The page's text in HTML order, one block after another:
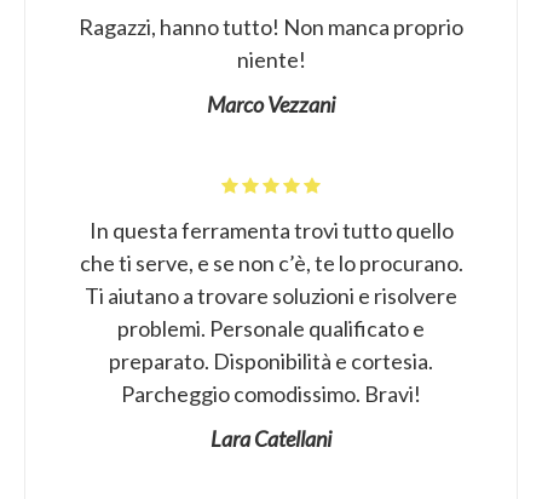
Ragazzi, hanno tutto! Non manca proprio
niente!
Marco Vezzani
In questa ferramenta trovi tutto quello
che ti serve, e se non c’è, te lo procurano.
Ti aiutano a trovare soluzioni e risolvere
problemi. Personale qualificato e
preparato. Disponibilità e cortesia.
Parcheggio comodissimo. Bravi!
Lara Catellani